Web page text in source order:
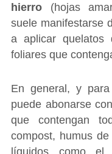
hierro(hojas
suele manifestarse
a aplicar
foliares que
En general, y
puede abonarse
que contengan
compost, humus
líquidos como el